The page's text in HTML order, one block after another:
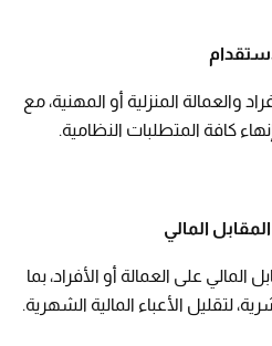
والعمالة المنزلية أو المهنية، مع
كافة المتطلبات النظامية.
المالي
على العمالة أو الأفراد، بما
لتقليل الأعباء المالية الشهرية.